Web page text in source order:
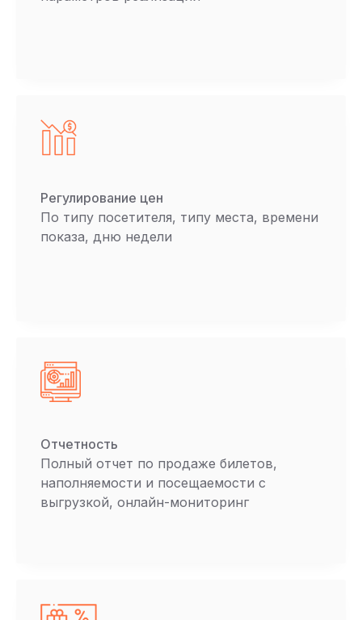
Регулирование цен
По типу посетителя, типу места, времени
показа, дню недели
Отчетность
Полный отчет по продаже билетов,
наполняемости и посещаемости с
выгрузкой, онлайн-мониторинг